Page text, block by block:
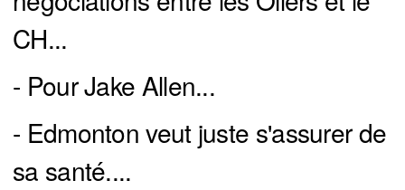
CH...
- Pour Jake Allen...
- Edmonton veut juste s'assurer de
sa santé....